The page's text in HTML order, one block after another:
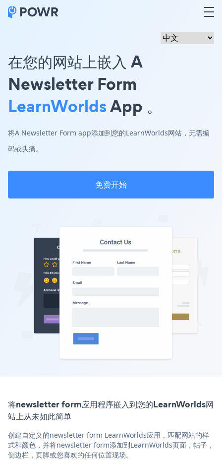
在您的网站上嵌入 A
Newsletter Form
LearnWorldsApp 。
将A Newsletter Form app添加到您的LearnWorlds网站，无需编
码或头痛。
免费开始
将newsletter form应用程序嵌入到您的LearnWorlds网
站上从未如此简单
创建自定义的newsletter form LearnWorlds应用，匹配网站的样
式和颜色，并将newsletter form添加到LearnWorlds页面，帖子，
侧边栏，页脚或您喜欢的任何位置现场。